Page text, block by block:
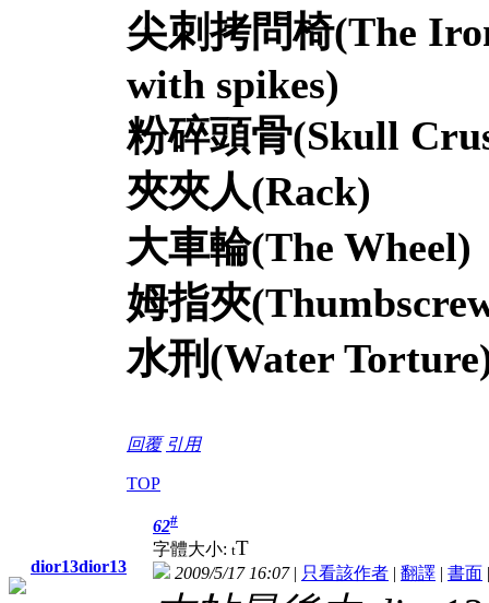
尖刺拷問椅(The
with spikes)
粉碎頭骨(Skull
夾夾人(Rack)
大車輪(The Wheel)
姆指夾
水刑 (Water
回覆 引用
TOP
dior13dior13
62#
字體大小: tT
2009/5/17 16:07| 只看該作者 | 翻譯 | 書面